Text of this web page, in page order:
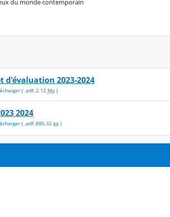
du monde contemporain
d'évaluation 2023-2024
( .pdf, 2.12 Mo)
2024
( .pdf, 885.32 ko)